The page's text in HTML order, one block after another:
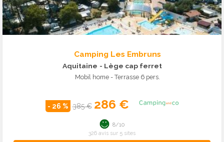
Camping Les Embruns
Aquitaine - Lège cap ferret
Mobil home - Terrasse 6 pers.
- 26 % 385 € 286 €
8/10
326 avis sur 5 sites